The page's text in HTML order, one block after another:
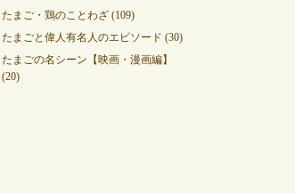
たまご・鶏のことわざ (109)
たまごと偉人有名人のエピソード (30)
たまごの名シーン【映画・漫画編】
(20)